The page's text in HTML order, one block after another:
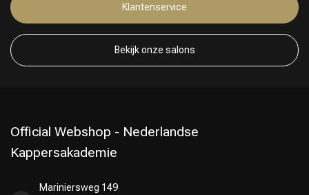
CombiDeals
Klantenservice
Bekijk onze salons
Official Webshop - Nederlandse
Kappersakademie
Mariniersweg 149